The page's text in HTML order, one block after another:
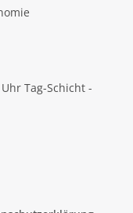
Tag-Schicht -